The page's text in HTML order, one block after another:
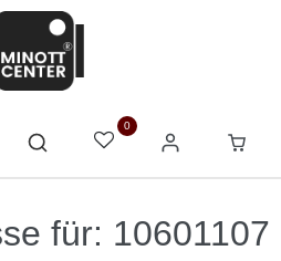
0
für: 10601107